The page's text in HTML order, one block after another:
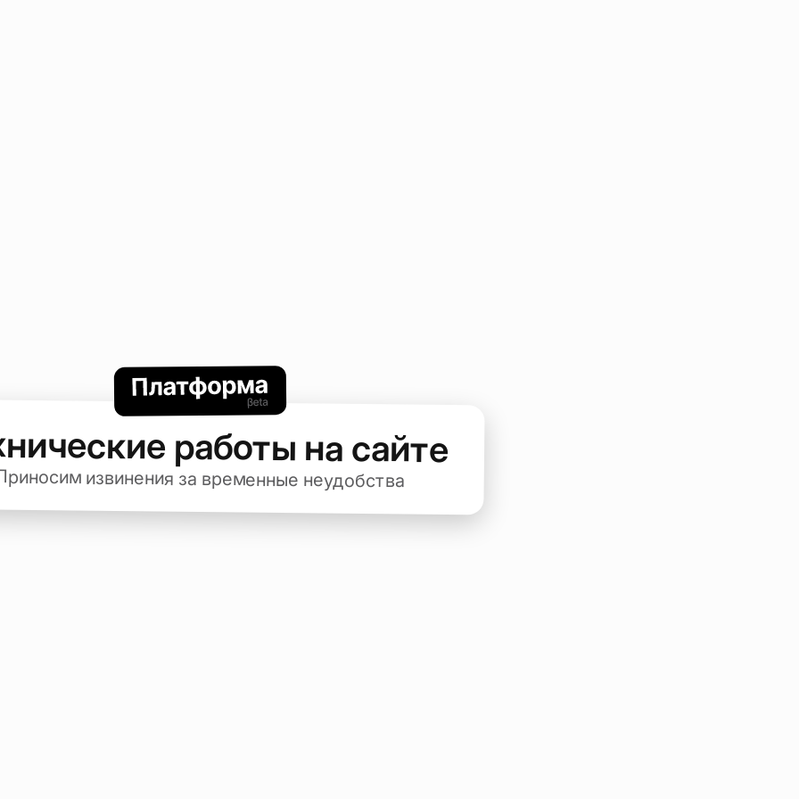
работы на сайте
извинения за временные неудобства